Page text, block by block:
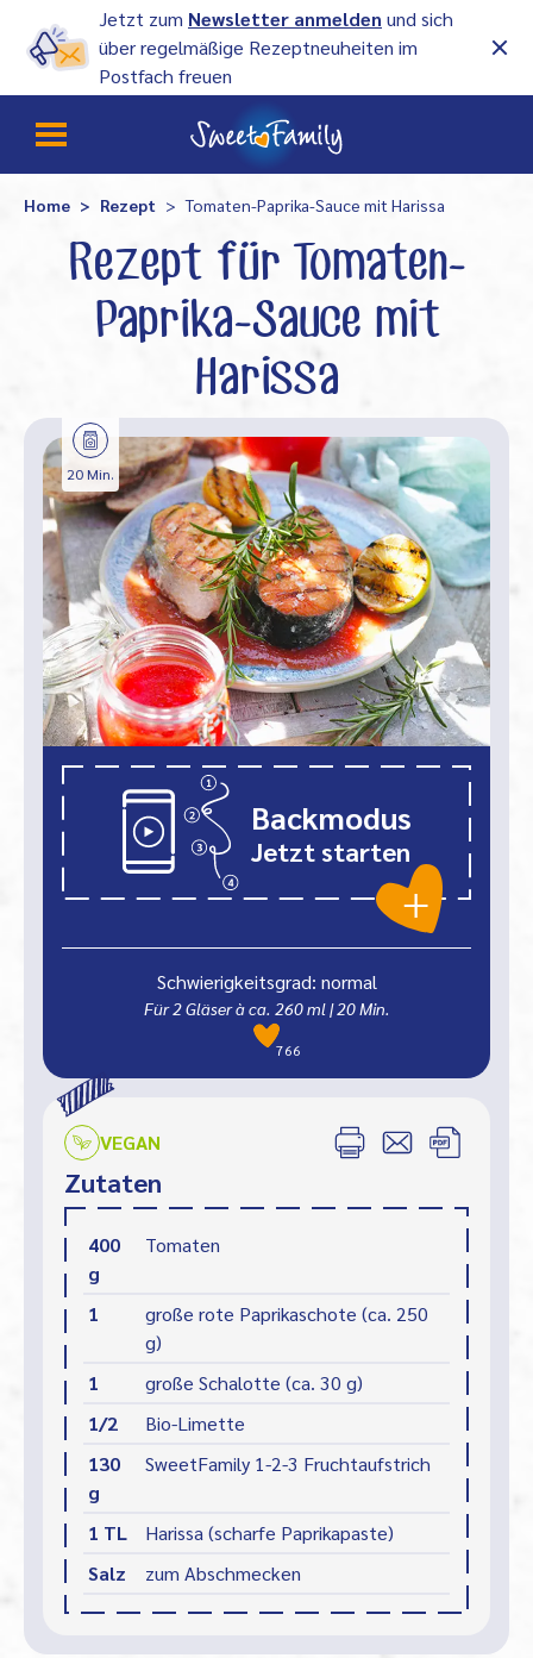
Jetzt zum Newsletter anmelden und sich
über regelmäßige Rezeptneuheiten im
Postfach freuen
Home Rezept Tomaten-Paprika-Sauce mit Harissa
Rezept für Tomaten-
Paprika-Sauce mit
Harissa
Backmodus
Jetzt starten
20 Min.
Schwierigkeitsgrad: normal
Für 2 Gläser à ca. 260 ml|20Min.
766
VEGAN
Zutaten
400
g
Tomaten
1
große rote Paprikaschote (ca. 250
g)
1
große Schalotte (ca. 30 g)
1/2
Bio-Limette
130
g
SweetFamily 1-2-3 Fruchtaufstrich
1 TL
Harissa (scharfe Paprikapaste)
Salz
zum Abschmecken